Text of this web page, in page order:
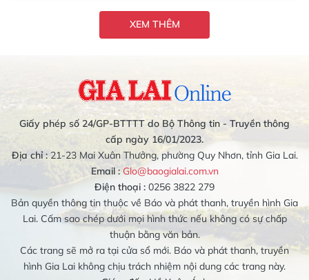
XEM THÊM
Giấy phép số 24/GP-BTTTT do Bộ Thông tin - Truyền thông
cấp ngày 16/01/2023.
Địa chỉ :21-23 Mai Xuân Thưởng, phường Quy Nhơn, tỉnh Gia Lai.
Email : Glo@baogialai.com.vn
Điện thoại : 0256 3822 279
Bản quyền thông tin thuộc về Báo và phát thanh, truyền hình Gia
Lai. Cấm sao chép dưới mọi hình thức nếu không có sự chấp
thuận bằng văn bản.
Các trang sẽ mở ra tại cửa sổ mới. Báo và phát thanh, truyền
hình Gia Lai không chịu trách nhiệm nội dung các trang này.